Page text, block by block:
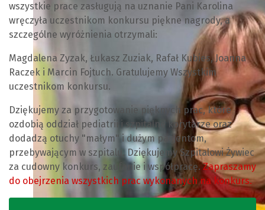
wszystkie prace zasługują na uznanie Pani Karolina
wręczyła uczestnikom konkursu piękne nagrody, a
szczególne wyróżnienia otrzymali:
Magdalena Zyzak, Łukasz Zuziak, Rafał Kubies, Joanna
Raczek i Marcin Fojtuch. Gratulujemy Wszystkim
uczestnikom konkursu.
Dziękujemy za przygotowanie pięknych prac, które
ozdobią oddział pediatrii i szpitalne korytarze oraz
dodadzą otuchy "małym" i dużym pacjentom,
przebywającym w szpitalu. Dziękujemy Szpitalowi Żywiec
za cudowny konkurs, zaufanie i współpracę.Zapraszamy
do obejrzenia wszystkich prac wykonanych na konkurs.